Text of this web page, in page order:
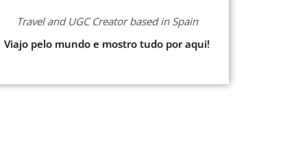
Travel and UGC Creator based in Spain
Viajo pelo mundo e mostro tudo por aqui!